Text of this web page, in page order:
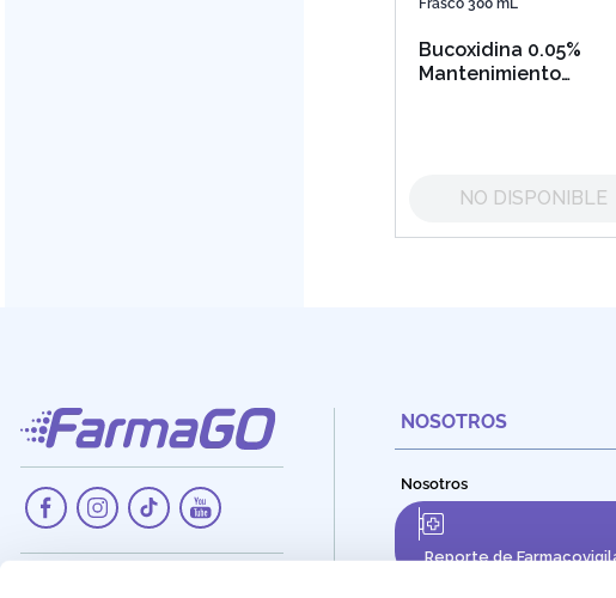
Frasco 300 mL
Bucoxidina 0.05%
Mantenimiento
NO DISPONIBLE
NOSOTROS
Nosotros
Reporte de